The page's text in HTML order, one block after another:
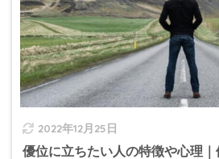
2022年12月25日
優位に立ちたい人の特徴や心理